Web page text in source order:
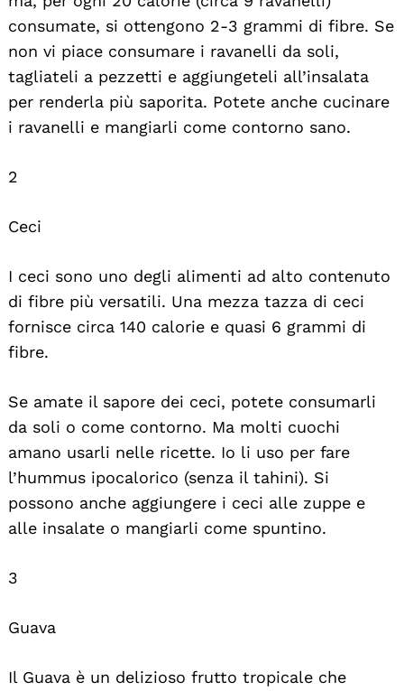
consumate, si ottengono 2-3 grammi di fibre. Se
non vi piace consumare i ravanelli da soli,
tagliateli a pezzetti e aggiungeteli all’insalata
per renderla più saporita. Potete anche cucinare
i ravanelli e mangiarli come contorno sano.
2
Ceci
I ceci sono uno degli alimenti ad alto contenuto
di fibre più versatili. Una mezza tazza di ceci
fornisce circa 140 calorie e quasi 6 grammi di
fibre.
Se amate il sapore dei ceci, potete consumarli
da soli o come contorno. Ma molti cuochi
amano usarli nelle ricette. Io li uso per fare
l’hummus ipocalorico (senza il tahini). Si
possono anche aggiungere i ceci alle zuppe e
alle insalate o mangiarli come spuntino.
3
Guava
Il Guava è un delizioso frutto tropicale che